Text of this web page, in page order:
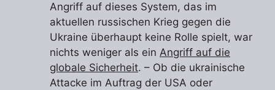
Angriff auf dieses System, das im
aktuellen russischen Krieg gegen die
Ukraine überhaupt keine Rolle spielt, war
nichts weniger als ein Angriff auf die
globale Sicherheit. – Ob die ukrainische
Attacke im Auftrag der USA oder